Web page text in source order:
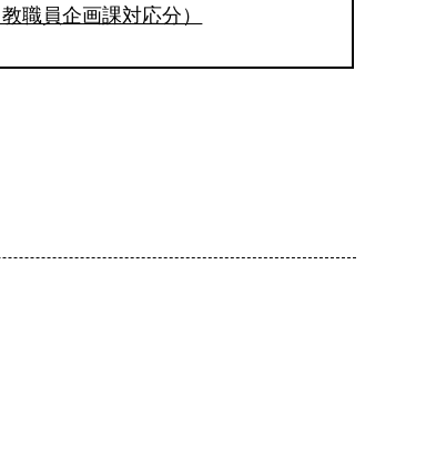
職員企画課対応分）